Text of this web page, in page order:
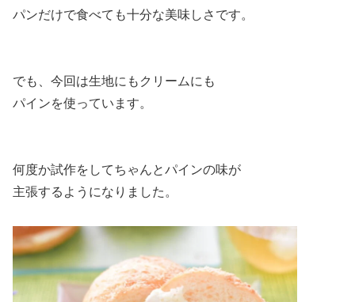
パンだけで食べても十分な美味しさです。
でも、今回は生地にもクリームにも
パインを使っています。
何度か試作をしてちゃんとパインの味が
主張するようになりました。